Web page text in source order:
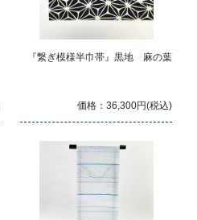
『繋ぎ模様半巾帯』黒地 麻の葉
価格：36,300円(税込)